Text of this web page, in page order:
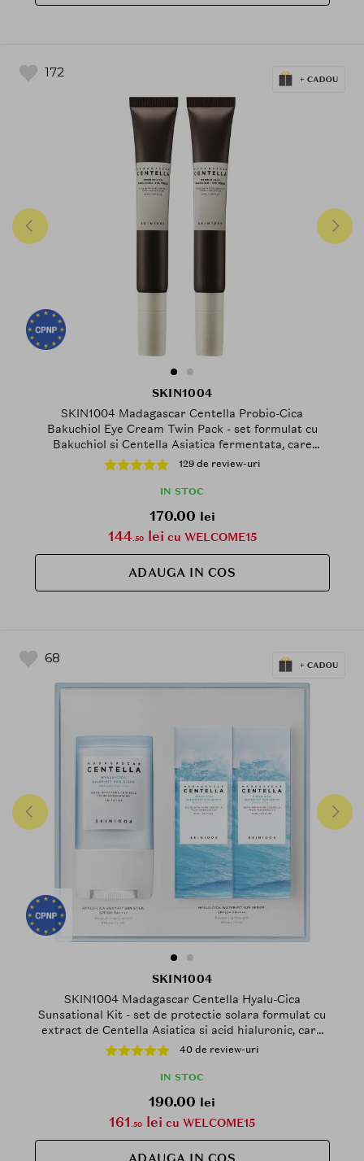
172
SKIN1004
SKIN1004 Madagascar Centella Probio-Cica
Bakuchiol Eye Cream Twin Pack - set formulat cu
Bakuchiol si Centella Asiatica fermentata, care
contribuie la reducerea aspectului ridurilor si a
cearcanelor si la metinerea hidratarii pielii
129 de review-uri
IN STOC
170.00 lei
144.50lei cu WELCOME15
ADAUGA IN COS
68
SKIN1004
SKIN1004 Madagascar Centella Hyalu-Cica
Sunsational Kit - set de protectie solara formulat cu
extract de Centella Asiatica si acid hialuronic, care
contribuie la protectia UVA si UVB si la metinerea
hidratarii pielii
40 de review-uri
IN STOC
190.00 lei
161.50 lei cu WELCOME15